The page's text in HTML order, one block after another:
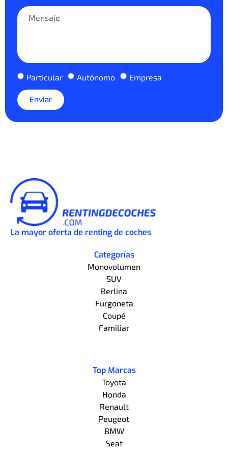
Particular Autónomo Empresa
Enviar
La mayor oferta de renting de coches
Categorías
Monovolumen
SUV
Berlina
Furgoneta
Coupé
Familiar
Top Marcas
Toyota
Honda
Renault
Peugeot
BMW
Seat